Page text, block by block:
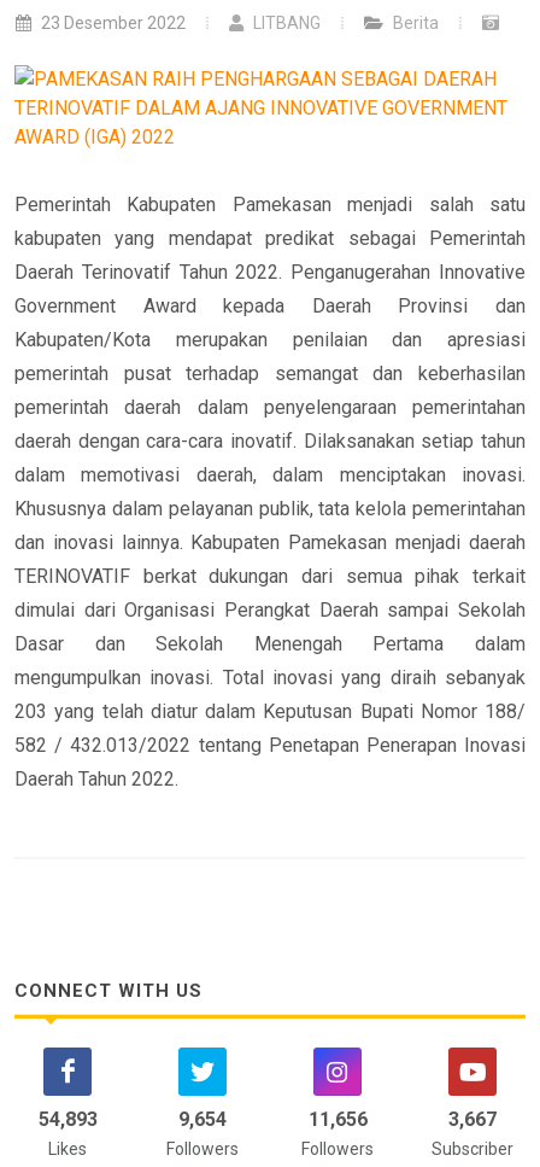
23 Desember 2022 LITBANG Berita
Pemerintah Kabupaten Pamekasan menjadi salah satu
kabupaten yang mendapat predikat sebagai Pemerintah
Daerah Terinovatif Tahun 2022. Penganugerahan Innovative
Government Award kepada Daerah Provinsi dan
Kabupaten/Kota merupakan penilaian dan apresiasi
pemerintah pusat terhadap semangat dan keberhasilan
pemerintah daerah dalam penyelengaraan pemerintahan
daerah dengan cara-cara inovatif. Dilaksanakan setiap tahun
dalam memotivasi daerah, dalam menciptakan inovasi.
Khususnya dalam pelayanan publik, tata kelola pemerintahan
dan inovasi lainnya. Kabupaten Pamekasan menjadi daerah
TERINOVATIF berkat dukungan dari semua pihak terkait
dimulai dari Organisasi Perangkat Daerah sampai Sekolah
Dasar dan Sekolah Menengah Pertama dalam
mengumpulkan inovasi. Total inovasi yang diraih sebanyak
203 yang telah diatur dalam Keputusan Bupati Nomor 188/
582 / 432.013/2022 tentang Penetapan Penerapan Inovasi
Daerah Tahun 2022.
CONNECT WITH US
58,742
Likes
9,654
Followers
12,929
Followers
4,030
Subscriber